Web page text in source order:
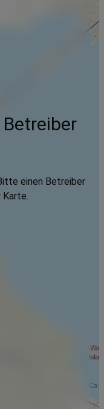
einen Betreiber
Karte.